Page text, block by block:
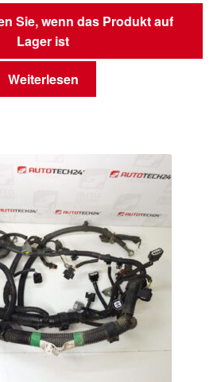
Sie, wenn das Produkt auf
Lager ist
Weiterlesen